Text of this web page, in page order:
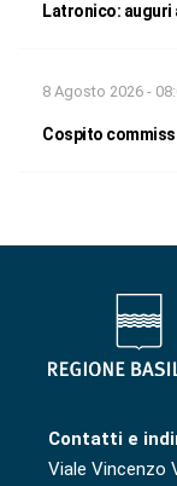
Latronico: auguri
8 Agosto 2026 -
Cospito
Contatti e
Viale Vincenzo